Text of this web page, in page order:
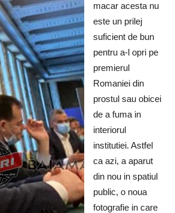
macar acesta nu
este un prilej
suficient de bun
pentru a-l opri pe
premierul
Romaniei din
prostul sau obicei
de a fuma in
interiorul
institutiei. Astfel
ca azi, a aparut
din nou in spatiul
public, o noua
fotografie in care